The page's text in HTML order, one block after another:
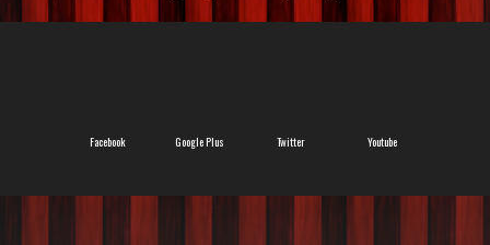
Facebook Google Plus Twitter Youtube